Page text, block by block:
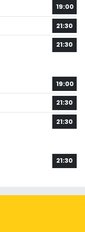
19:00
21:30
21:30
19:00
21:30
21:30
21:30